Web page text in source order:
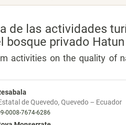
de las actividades
bosque privado
activities on the quality of
de Quevedo, Quevedo – Ecuador
0008-7674-6286